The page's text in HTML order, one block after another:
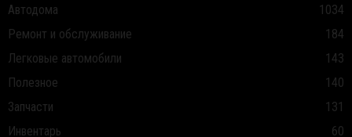
Автодома
1034
Ремонт и обслуживание
184
Легковые автомобили
143
Полезное
140
Запчасти
131
Инвентарь
60